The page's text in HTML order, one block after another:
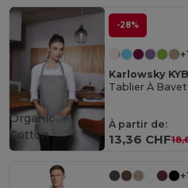
-28%
Karlowsky
À partir de:
13,36 CHF
Organic
Cotton